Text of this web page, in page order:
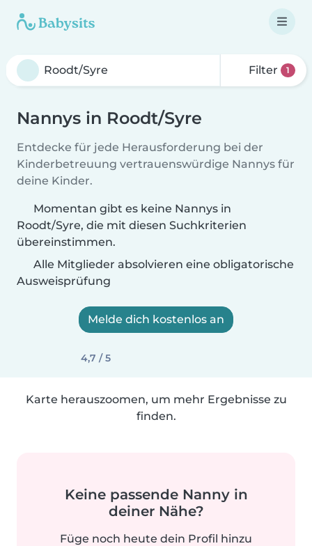
Filter 1
Nannys in Roodt/Syre
Entdecke für jede Herausforderung bei der
Kinderbetreuung vertrauenswürdige Nannys für
deine Kinder.
Momentan gibt es keine Nannys in
Roodt/Syre, die mit diesen Suchkriterien
übereinstimmen.
Alle Mitglieder absolvieren eine obligatorische
Ausweisprüfung
Melde dich kostenlos an
4,7 / 5
Karte herauszoomen, um mehr Ergebnisse zu
finden.
Keine passende Nanny in
deiner Nähe?
Füge noch heute dein Profil hinzu